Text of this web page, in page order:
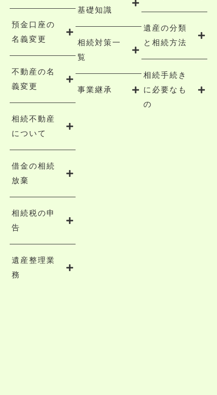
預金口座の
名義変更
不動産の名
義変更
相続不動産
について
借金の相続
放棄
相続税の申
告
遺産整理業
務
基礎知識
相続対策一
覧
事業継承
遺産の分類
と相続方法
相続手続き
に必要なも
の